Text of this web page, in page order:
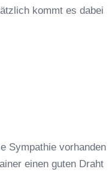
kommt es dabei
Sympathie vorhanden
einen guten Draht